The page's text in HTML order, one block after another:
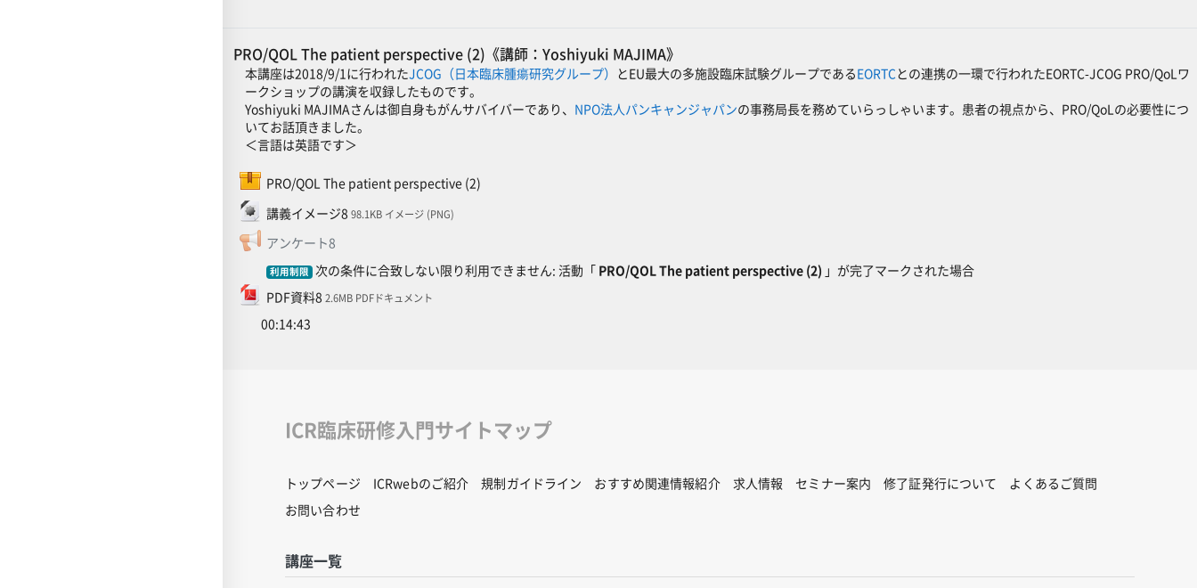
PRO/QOL The patient perspective (2)《講師：Yoshiyuki MAJIMA》
本講座は2018/9/1に行われたJCOG（日本臨床腫瘍研究グループ） とEU最大の多施設臨床試験グループであるEORTCとの連携の一環で行われたEORTC-JCOG PRO/QoLワ
ークショップの講演を収録したものです。
Yoshiyuki MAJIMAさんは御自身もがんサバイバーであり、 NPO法人パンキャンジャパンの事務局長を務めていらっしゃいます。患者の視点から、PRO/QoLの必要性につ
いてお話頂きました。
＜言語は英語です＞
PRO/QOL The patient perspective (2)SCORMパッケージ
講義イメージ8ファイル98.1KB イメージ (PNG)
アンケート8フィードバック
利用制限 次の条件に合致しない限り利用できません: 活動「 PRO/QOL The patient perspective (2) 」が完了マークされた場合
PDF資料8
ファイル2.6MB PDFドキュメント
00:14:43
ICR臨床研修入門サイトマップ
トップページ ICRwebのご紹介 規制ガイドライン おすすめ関連情報紹介 求人情報 セミナー案内 修了証発行について
よくあるご質問
お問い合わせ
講座一覧